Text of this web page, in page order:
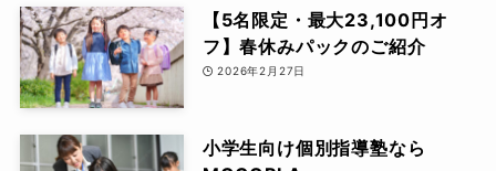
【5名限定・最大23,100円オ
フ】春休みパックのご紹介
2026年2月27日
小学生向け個別指導塾なら